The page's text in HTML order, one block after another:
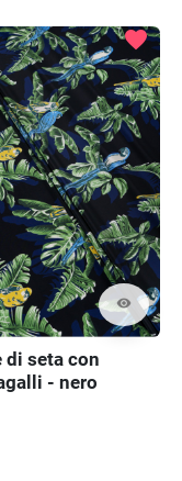
visibility
favorite
di seta con
- nero